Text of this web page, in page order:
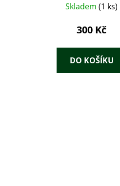
Skladem(1 ks)
300 Kč
DO KOŠÍKU